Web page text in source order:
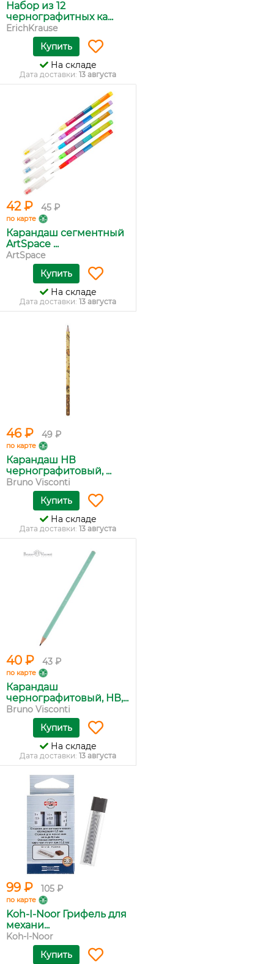
Набор из 12
чернографитных ка...
ErichKrause
Купить
На складе
Дата доставки: 13 августа
42 ₽ 45 ₽
по карте
Карандаш сегментный
ArtSpace ...
ArtSpace
Купить
На складе
Дата доставки: 13 августа
46 ₽ 49 ₽
по карте
Карандаш НВ
чернографитовый, ...
Bruno Visconti
Купить
На складе
Дата доставки: 13 августа
40 ₽ 43 ₽
по карте
Карандаш
чернографитовый, НВ,...
Bruno Visconti
Купить
На складе
Дата доставки: 13 августа
99 ₽ 105 ₽
по карте
Koh-I-Noor Грифель для
механи...
Koh-I-Noor
Купить